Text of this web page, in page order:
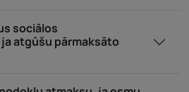
sociālos
atgūšu pārmaksāto